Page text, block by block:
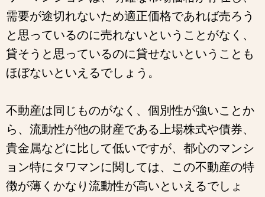
需要が途切れないため適正価格であれば売ろう
と思っているのに売れないということがなく、
貸そうと思っているのに貸せないということも
ほぼないといえるでしょう。
不動産は同じものがなく、個別性が強いことか
ら、流動性が他の財産である上場株式や債券、
貴金属などに比して低いですが、都心のマンシ
ョン特にタワマンに関しては、この不動産の特
徴が薄くかなり流動性が高いといえるでしょ